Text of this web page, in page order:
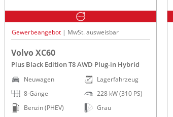
Gewerbeangebot | MwSt. ausweisbar
Volvo XC60
Plus Black Edition T8 AWD Plug-in Hybrid
Neuwagen
8-Gänge
Benzin (PHEV)
Lagerfahrzeug
228 kW (310 PS)
Grau